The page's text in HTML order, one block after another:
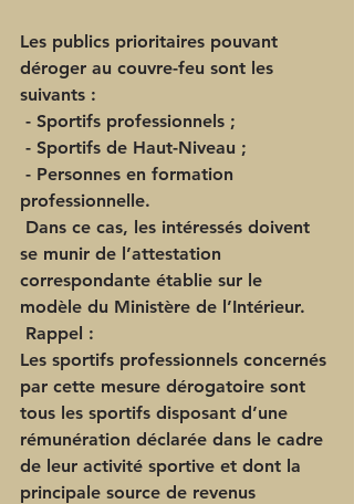
Les publics prioritaires pouvant
déroger au couvre-feu sont les
suivants :
- Sportifs professionnels ;
- Sportifs de Haut-Niveau ;
professionnelle.
se munir de l’attestation
correspondante établie sur le
modèle du Ministère de l’Intérieur.
Rappel :
Les sportifs professionnels concernés
par cette mesure dérogatoire sont
tous les sportifs disposant d’une
rémunération déclarée dans le cadre
de leur activité sportive et dont la
principale source de revenus